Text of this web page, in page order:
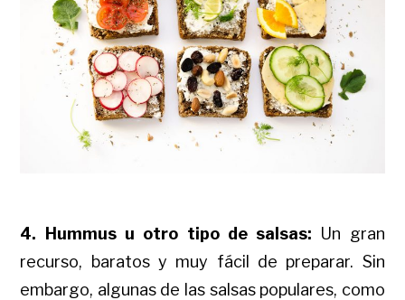
4. Hummus u otro tipo de salsas: Un gran
recurso, baratos y muy fácil de preparar. Sin
embargo, algunas de las salsas populares, como